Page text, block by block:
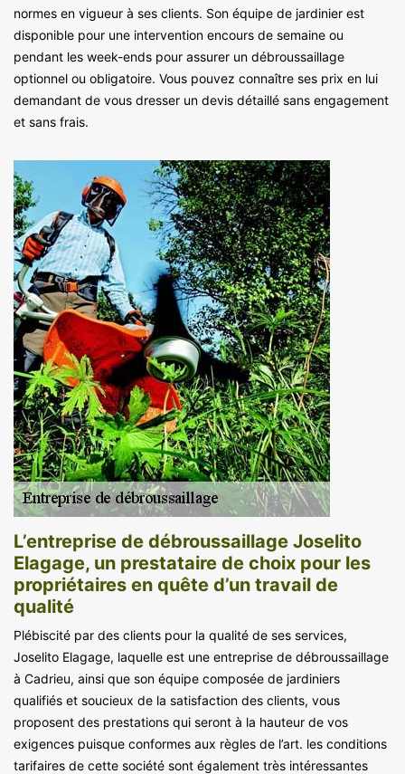
normes en vigueur à ses clients. Son équipe de jardinier est
disponible pour une intervention encours de semaine ou
pendant les week-ends pour assurer un débroussaillage
optionnel ou obligatoire. Vous pouvez connaître ses prix en lui
demandant de vous dresser un devis détaillé sans engagement
et sans frais.
L’entreprise de débroussaillage Joselito
Elagage, un prestataire de choix pour les
propriétaires en quête d’un travail de
qualité
Plébiscité par des clients pour la qualité de ses services,
Joselito Elagage, laquelle est une entreprise de débroussaillage
à Cadrieu, ainsi que son équipe composée de jardiniers
qualifiés et soucieux de la satisfaction des clients, vous
proposent des prestations qui seront à la hauteur de vos
exigences puisque conformes aux règles de l’art. les conditions
tarifaires de cette société sont également très intéressantes